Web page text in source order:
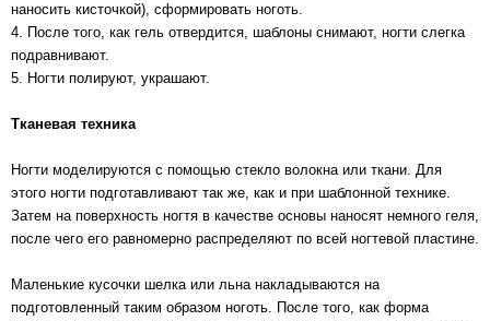
наносить кисточкой), сформировать ноготь.
4. После того, как гель отвердится, шаблоны снимают, ногти слегка
подравнивают.
5. Ногти полируют, украшают.
Тканевая техника
Ногти моделируются с помощью стекло волокна или ткани. Для
этого ногти подготавливают так же, как и при шаблонной технике.
Затем на поверхность ногтя в качестве основы наносят немного геля,
после чего его равномерно распределяют по всей ногтевой пластине.
Маленькие кусочки шелка или льна накладываются на
подготовленный таким образом ноготь. После того, как форма